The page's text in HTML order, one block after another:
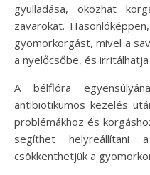
gyulladása, okozhat
zavarokat.
gyomorkorgást, mivel a
a nyelőcsőbe, és
A bélflóra
antibiotikumos kezelés
problémákhoz és
segíthet helyreállítani
csökkenthetjük a